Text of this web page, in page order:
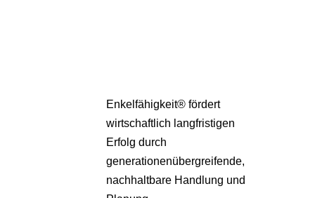
Enkelfähigkeit® fördert
wirtschaftlich langfristigen
Erfolg durch
generationenübergreifende,
nachhaltbare Handlung und